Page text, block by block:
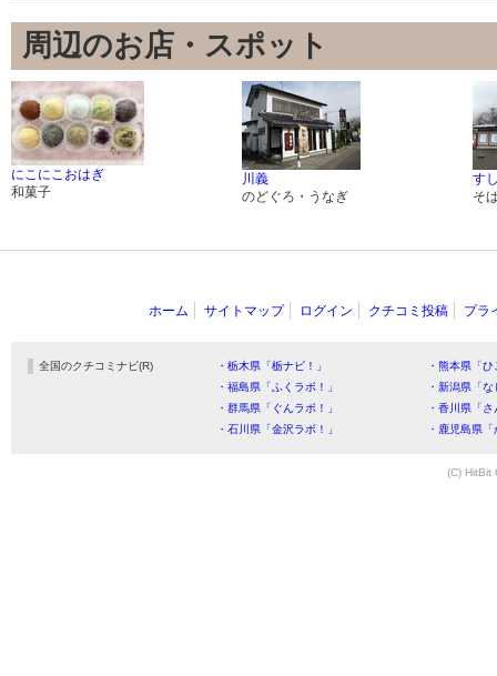
周辺のお店・スポット
にこにこおはぎ
和菓子
川義
のどぐろ・うなぎ
す
そ
ホーム サイトマップ ログイン クチコミ投稿 プラ
全国のクチコミナビ(R) ・栃木県「栃ナビ！」
・熊本県「
・福島県「ふくラボ！」
・新潟県「
・群馬県「ぐんラボ！」
・香川県「
・石川県「金沢ラボ！」
・鹿児島県
(C) HitBit